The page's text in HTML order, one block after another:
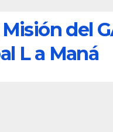
del
L a Maná